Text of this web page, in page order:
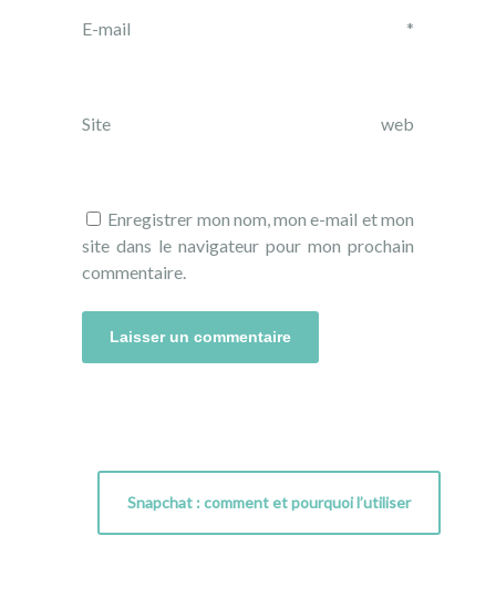
E-mail *
Site web
Enregistrer mon nom, mon e-mail et mon
site dans le navigateur pour mon prochain
commentaire.
Snapchat : comment et pourquoi l’utiliser